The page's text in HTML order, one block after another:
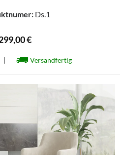
Ds.1
€
| Versandfertig